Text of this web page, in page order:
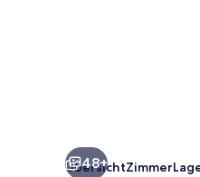
48+
ÜbersichtZimmer